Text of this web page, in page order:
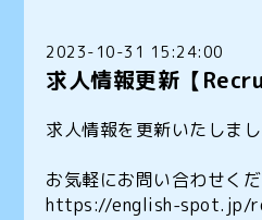
2023-10-31 15:24:00
求人情報更新【
求人情報を更新いたしまし
お気軽にお問い合わせくだ
https://english-spot.jp/